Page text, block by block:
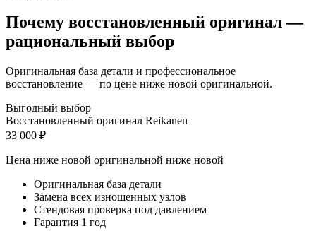
Почему восстановленный оригинал —
рациональный выбор
Оригинальная база детали и профессиональное
восстановление — по цене ниже новой оригинальной.
Выгодный выбор
Восстановленный оригинал Reikanen
33 000 ₽
Цена ниже новой оригинальной ниже новой
Оригинальная база детали
Замена всех изношенных узлов
Стендовая проверка под давлением
Гарантия 1 год